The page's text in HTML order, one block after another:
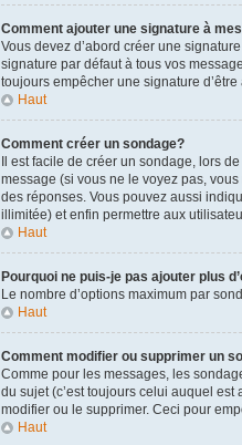
Comment ajouter une signature à
Vous devez d’abord créer une
signature par défaut à tous vos
toujours empêcher une signature
Haut
Comment créer un sondage?
Il est facile de créer un sondage, lors
message (si vous ne le voyez pas,
des réponses. Vous pouvez aussi
illimitée) et enfin permettre aux
Haut
Pourquoi ne puis-je pas ajouter plus
Le nombre d’options maximum par
Haut
Comment modifier ou supprimer un
Comme pour les messages, les
du sujet (c’est toujours celui auquel
modifier ou le supprimer. Ceci pour
Haut